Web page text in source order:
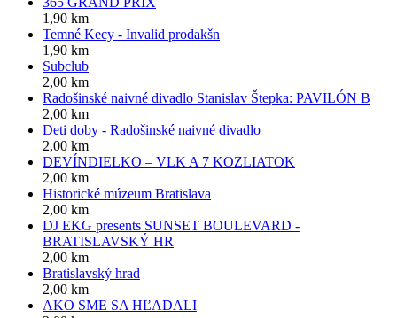
1,90 km
Temné Kecy - Invalid prodakšn
1,90 km
Subclub
2,00 km
Radošinské naivné divadlo Stanislav Štepka: PAVILÓN B
2,00 km
Deti doby - Radošinské naivné divadlo
2,00 km
DEVÍNDIELKO – VLK A 7 KOZLIATOK
2,00 km
Historické múzeum Bratislava
2,00 km
DJ EKG presents SUNSET BOULEVARD -
BRATISLAVSKÝ HR
2,00 km
Bratislavský hrad
2,00 km
AKO SME SA HĽADALI